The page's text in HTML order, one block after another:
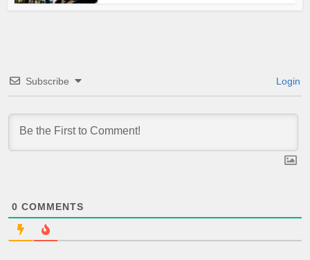
Subscribe Login
0 COMMENTS